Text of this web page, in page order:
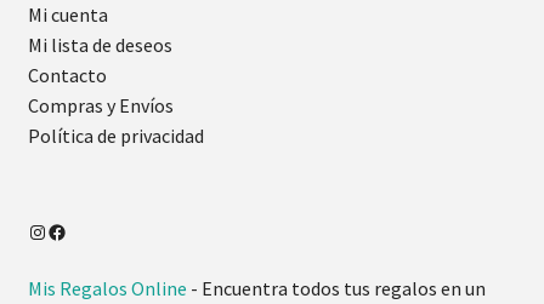
Mi cuenta
Mi lista de deseos
Contacto
Compras y Envíos
Política de privacidad
Instagram
Facebook
Mis Regalos Online - Encuentra todos tus regalos en un